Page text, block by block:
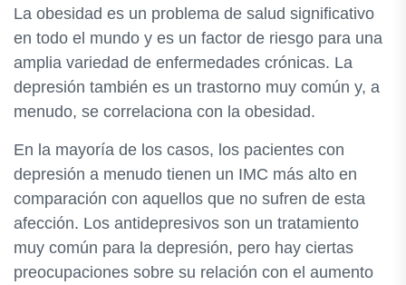
La obesidad es un problema de salud significativo
en todo el mundo y es un factor de riesgo para una
amplia variedad de enfermedades crónicas. La
depresión también es un trastorno muy común y, a
menudo, se correlaciona con la obesidad.
En la mayoría de los casos, los pacientes con
depresión a menudo tienen un IMC más alto en
comparación con aquellos que no sufren de esta
afección. Los antidepresivos son un tratamiento
muy común para la depresión, pero hay ciertas
preocupaciones sobre su relación con el aumento